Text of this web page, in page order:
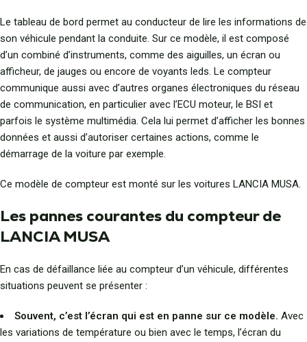
Le tableau de bord permet au conducteur de lire les informations de
son véhicule pendant la conduite. Sur ce modèle, il est composé
d’un combiné d’instruments, comme des aiguilles, un écran ou
afficheur, de jauges ou encore de voyants leds. Le compteur
communique aussi avec d’autres organes électroniques du réseau
de communication, en particulier avec l’ECU moteur, le BSI et
parfois le système multimédia. Cela lui permet d’afficher les bonnes
données et aussi d’autoriser certaines actions, comme le
démarrage de la voiture par exemple.
Ce modèle de compteur est monté sur les voitures LANCIA MUSA.
Les pannes courantes du compteur de
LANCIA MUSA
En cas de défaillance liée au compteur d’un véhicule, différentes
situations peuvent se présenter :
Souvent, c’est l’écran qui est en panne sur ce modèle. Avec
les variations de température ou bien avec le temps, l’écran du